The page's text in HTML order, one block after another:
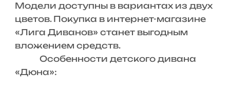
Модели доступны в вариантах из двух
цветов. Покупка в интернет-магазине
«Лига Диванов» станет выгодным
вложением средств.
Особенности детского дивана
«Дюна»: